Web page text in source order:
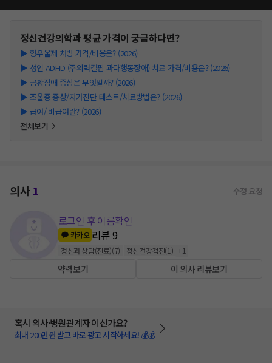
정신건강의학과평균 가격이 궁금하다면?
▶ 항우울제 처방 가격/비용은? (2026)
▶ 성인 ADHD (주의력결핍 과다행동장애) 치료 가격/비용은? (2026)
▶ 공황장애 증상은 무엇일까? (2026)
▶ 조울증 증상/자가진단 테스트/치료방법은? (2026)
▶ 급여/ 비급여란? (2026)
전체보기
의사1 수정 요청
로그인 후 이름확인
카카오 리뷰9
정신과 상담(진료)(7) 정신건강검진(1 ) +1
약력보기 이 의사 리뷰보기
혹시 의사·병원관계자 이신가요?
최대 200만원 받고 바로 광고 시작하세요! 💰💰